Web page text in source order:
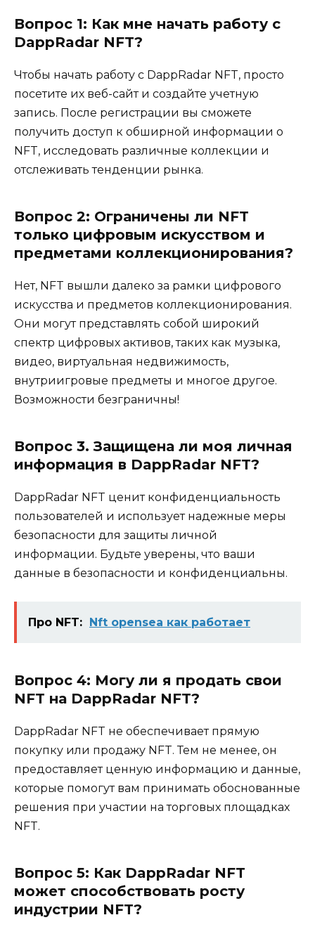
Вопрос 1: Как мне начать работу с
DappRadar NFT?
Чтобы начать работу с DappRadar NFT, просто
посетите их веб-сайт и создайте учетную
запись. После регистрации вы сможете
получить доступ к обширной информации о
NFT, исследовать различные коллекции и
отслеживать тенденции рынка.
Вопрос 2: Ограничены ли NFT
только цифровым искусством и
предметами коллекционирования?
Нет, NFT вышли далеко за рамки цифрового
искусства и предметов коллекционирования.
Они могут представлять собой широкий
спектр цифровых активов, таких как музыка,
видео, виртуальная недвижимость,
внутриигровые предметы и многое другое.
Возможности безграничны!
Вопрос 3. Защищена ли моя личная
информация в DappRadar NFT?
DappRadar NFT ценит конфиденциальность
пользователей и использует надежные меры
безопасности для защиты личной
информации. Будьте уверены, что ваши
данные в безопасности и конфиденциальны.
Про NFT: Nft opensea как работает
Вопрос 4: Могу ли я продать свои
NFT на DappRadar NFT?
DappRadar NFT не обеспечивает прямую
покупку или продажу NFT. Тем не менее, он
предоставляет ценную информацию и данные,
которые помогут вам принимать обоснованные
решения при участии на торговых площадках
NFT.
Вопрос 5: Как DappRadar NFT
может способствовать росту
индустрии NFT?